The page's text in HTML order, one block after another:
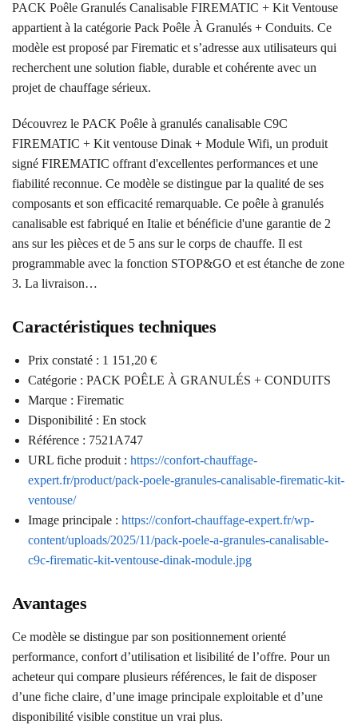
PACK Poêle Granulés Canalisable FIREMATIC + Kit Ventouse
appartient à la catégorie Pack Poêle À Granulés + Conduits. Ce
modèle est proposé par Firematic et s’adresse aux utilisateurs qui
recherchent une solution fiable, durable et cohérente avec un
projet de chauffage sérieux.
Découvrez le PACK Poêle à granulés canalisable C9C
FIREMATIC + Kit ventouse Dinak + Module Wifi, un produit
signé FIREMATIC offrant d'excellentes performances et une
fiabilité reconnue. Ce modèle se distingue par la qualité de ses
composants et son efficacité remarquable. Ce poêle à granulés
canalisable est fabriqué en Italie et bénéficie d'une garantie de 2
ans sur les pièces et de 5 ans sur le corps de chauffe. Il est
programmable avec la fonction STOP&GO et est étanche de zone
3. La livraison…
Caractéristiques techniques
Prix constaté : 1 151,20 €
Catégorie : PACK POÊLE À GRANULÉS + CONDUITS
Marque : Firematic
Disponibilité : En stock
Référence : 7521A747
URL fiche produit : https://confort-chauffage-
expert.fr/product/pack-poele-granules-canalisable-firematic-kit-
ventouse/
Image principale : https://confort-chauffage-expert.fr/wp-
content/uploads/2025/11/pack-poele-a-granules-canalisable-
c9c-firematic-kit-ventouse-dinak-module.jpg
Avantages
Ce modèle se distingue par son positionnement orienté
performance, confort d’utilisation et lisibilité de l’offre. Pour un
acheteur qui compare plusieurs références, le fait de disposer
d’une fiche claire, d’une image principale exploitable et d’une
disponibilité visible constitue un vrai plus.